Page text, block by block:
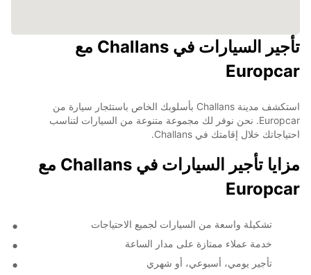
تأجير السيارات في Challans مع
Europcar
استكشف مدينة Challans بأسلوبك الخاص باستئجار سيارة من
Europcar. نحن نوفر لك مجموعة متنوعة من السيارات لتناسب
احتياجاتك خلال إقامتك في Challans.
مزايا تأجير السيارات في Challans مع
Europcar
تشكيلة واسعة من السيارات لجميع الاحتياجات
خدمة عملاء ممتازة على مدار الساعة
تأجير يومي، أسبوعي، أو شهري